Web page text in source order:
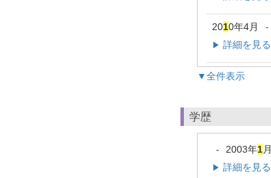
2010年4月 -
▶ 詳細を見る
▼全件表示
学歴
- 2003年1月
▶ 詳細を見る